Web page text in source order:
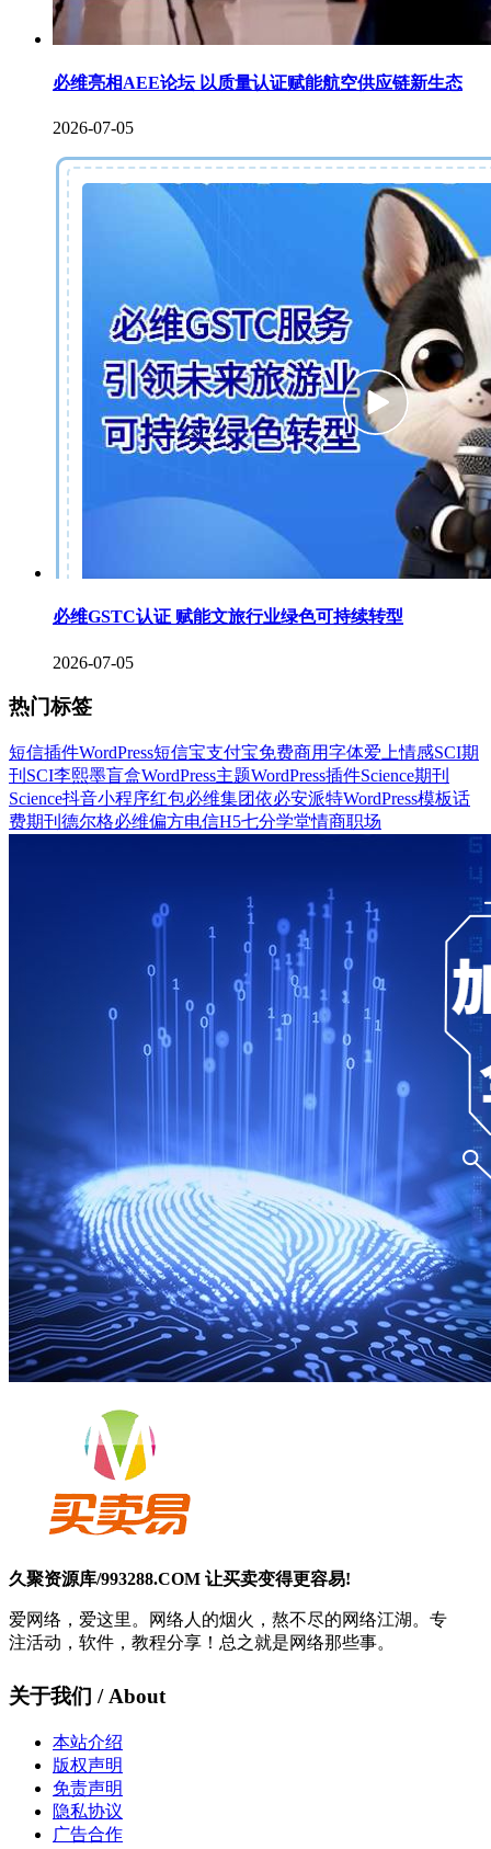
必维亮相AEE论坛 以质量认证赋能航空供应链新生态
2026-07-05
必维GSTC认证 赋能文旅行业绿色可持续转型
2026-07-05
热门标签
短信插件WordPress短信宝支付宝免费商用字体爱上情感SCI期
刊 SCI李熙墨盲盒WordPress主题WordPress插件Science期刊
Science抖音小程序红包必维集团依必安派特WordPress模板话
费期刊 德尔格必维偏方电信H5七分学堂情商职场
久聚资源库/993288.COM 让买卖变得更容易!
爱网络，爱这里。网络人的烟火，熬不尽的网络江湖。专
注活动，软件，教程分享！总之就是网络那些事。
关于我们 / About
本站介绍
版权声明
免责声明
隐私协议
广告合作